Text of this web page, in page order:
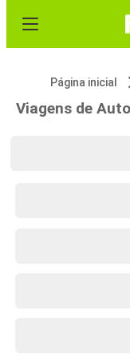
Página inicial
Viagens de